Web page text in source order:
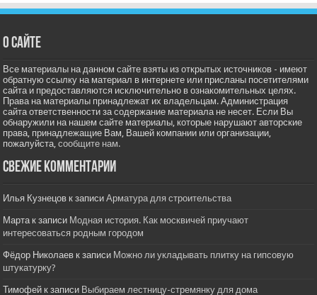
О сайте
Все материалы на данном сайте взяты из открытых источников - имеют
обратную ссылку на материал в интернете или присланы посетителями
сайта и предоставляются исключительно в ознакомительных целях.
Права на материалы принадлежат их владельцам. Администрация
сайта ответственности за содержание материала не несет. Если Вы
обнаружили на нашем сайте материалы, которые нарушают авторские
права, принадлежащие Вам, Вашей компании или организации,
пожалуйста,сообщите нам.
Свежие комментарии
Илья Кузнецов к записиАрматура для строительства
Мартак записи Модная история. Как москвичей приучают
интересоваться родным городом
Фёдор Николаев к записи Можно ли укладывать плитку на гипсовую
штукатурку?
Тимофей к записи Выбираем лестницу-стремянку для дома